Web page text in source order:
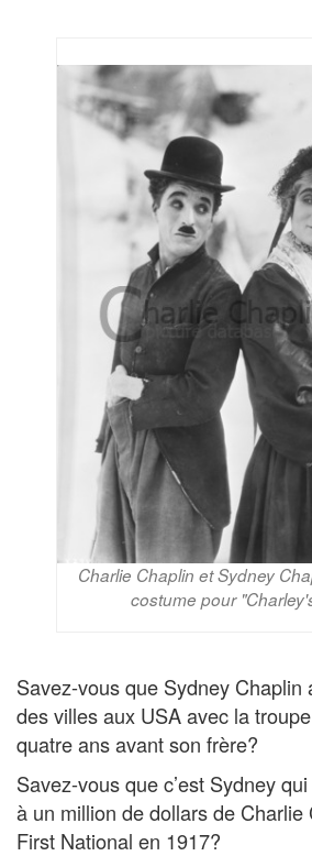
Charlie Chaplin et Sydney
costume pour
Savez-vous que Sydney Chaplin
des villes aux USA avec la
quatre ans avant son frère?
Savez-vous que c’est Sydney
à un million de dollars de Charlie
First National en 1917?